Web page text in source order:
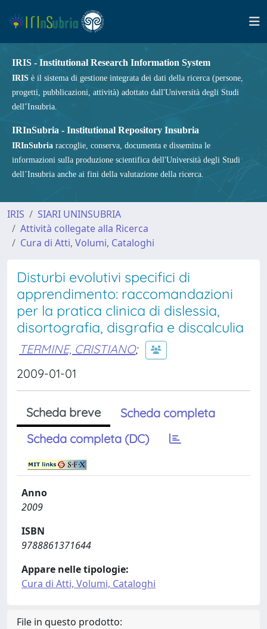
IRIS - Institutional Research Information System
IRIS è il sistema di gestione integrata dei dati della ricerca (persone,
progetti, pubblicazioni, attività) adottato dall'Università degli Studi
dell’Insubria.
IRInSubria - Institutional Repository Insubria
IRInSubria raccoglie, conserva, documenta e dissemina le
informazioni sulla produzione scientifica dell'Università degli Studi
dell’Insubria anche ai fini della valutazione della ricerca.
IRIS
SIARI UNINSUBRIA
Attività collegate alla Ricerca
Cura di Atti, Volumi, Cataloghi
Disturbi evolutivi specifici di
apprendimento: raccomandazioni
per la pratica clinica di dislessia,
disortografia, disgrafia e discalculia
TERMINE, CRISTIANO;
2009-01-01
Scheda breve
Scheda completa
Scheda completa (DC)
Anno
2009
ISBN
9788861371644
Appare nelle tipologie:
Cura di Atti, Volumi, Cataloghi
File in questo prodotto: